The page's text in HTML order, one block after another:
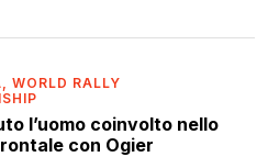
WORLD RALLY
l’uomo coinvolto nello
con Ogier